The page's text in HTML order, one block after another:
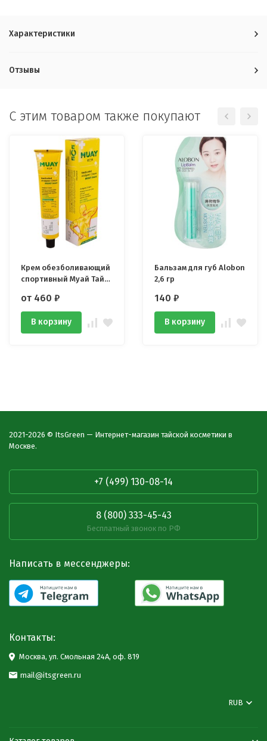
Характеристики
Отзывы
C этим товаром также покупают
Крем обезболивающий
спортивный Муай Тай
от 460 ₽
В корзину
Бальзам для губ Alobon
2,6 гр
140 ₽
В корзину
2021-2026 © ItsGreen — Интернет-магазин тайской косметики в
Москве.
+7 (499) 130-08-14
8 (800) 333-45-43
Бесплатный звонок по РФ
Написать в мессенджеры:
Контакты:
Москва, ул. Смольная 24А, оф. 819
mail@itsgreen.ru
RUB